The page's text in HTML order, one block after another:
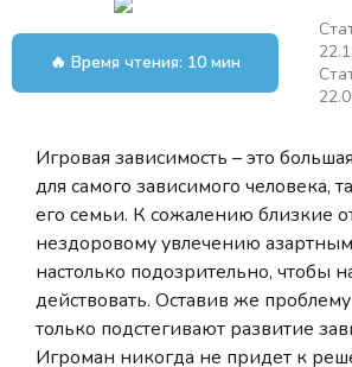
🔥 Время чтения: 10 мин
Игровая зависимость – это
для самого зависимого человека,
его семьи. К сожалению близкие
нездоровому увлечению
настолько подозрительно, чтобы
действовать. Оставив же
только подстегивают развитие
Игроман никогда не придет к